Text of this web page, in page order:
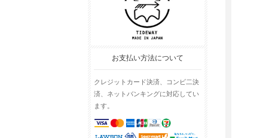
お支払い方法について
クレジットカード決済、コンビ二決
済、ネットバンキングに対応してい
ます。